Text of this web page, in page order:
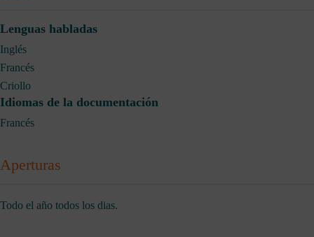
Lenguas habladas
Inglés
Francés
Criollo
Idiomas de la documentación
Francés
Aperturas
Todo el año todos los dias.